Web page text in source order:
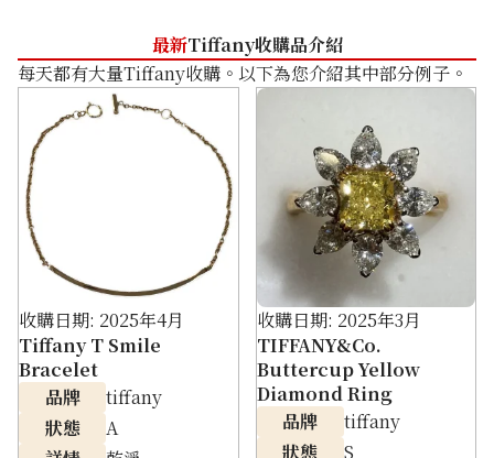
最新Tiffany收購品介紹
每天都有大量Tiffany收購。以下為您介紹其中部分例子。
收購日期: 2025年4月
Tiffany T Smile
Bracelet
品牌
tiffany
狀態
A
收購日期: 2025年3月
TIFFANY&Co.
Buttercup Yellow
Diamond Ring
品牌
tiffany
狀態
S